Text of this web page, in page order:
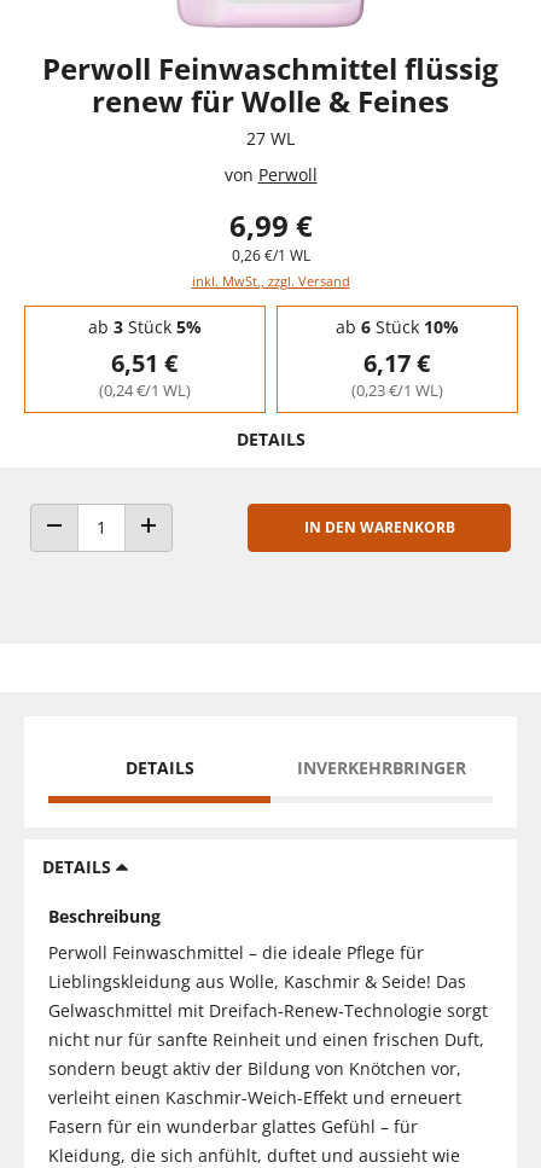
Perwoll Feinwaschmittel flüssig
renew für Wolle & Feines
27 WL
von Perwoll
6,99 €
0,26 €/1 WL
inkl. MwSt., zzgl. Versand
Staffelpreise - Mengenrabatt
ab 3Stück 5%
6,51 €
(0,24 €/1 WL)
ab 6Stück 10%
6,17 €
(0,23 €/1 WL)
DETAILS
ANZAHL VERRINGERNANZAHL ERHÖHEN
IN DEN WARENKORB
DETAILS INVERKEHRBRINGER
DETAILS
Beschreibung
Perwoll Feinwaschmittel – die ideale Pflege für
Lieblingskleidung aus Wolle, Kaschmir & Seide! Das
Gelwaschmittel mit Dreifach-Renew-Technologie sorgt
nicht nur für sanfte Reinheit und einen frischen Duft,
sondern beugt aktiv der Bildung von Knötchen vor,
verleiht einen Kaschmir-Weich-Effekt und erneuert
Fasern für ein wunderbar glattes Gefühl – für
Kleidung, die sich anfühlt, duftet und aussieht wie